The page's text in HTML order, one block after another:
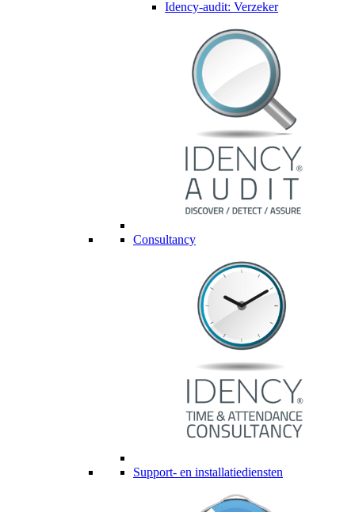
Idency-audit: Verzeker
Consultancy
Support- en installatiediensten